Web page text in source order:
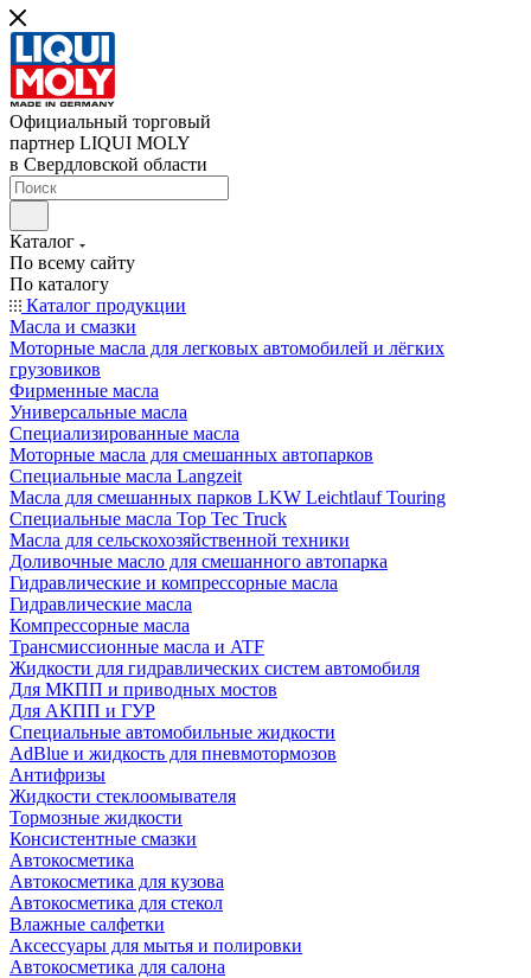
Официальный торговый
партнер LIQUI MOLY
в Свердловской области
Каталог
По всему сайту
По каталогу
Каталог продукции
Масла и смазки
Моторные масла для легковых автомобилей и лёгких
грузовиков
Фирменные масла
Универсальные масла
Специализированные масла
Моторные масла для смешанных автопарков
Специальные масла Langzeit
Масла для смешанных парков LKW Leichtlauf Touring
Специальные масла Top Tec Truck
Масла для сельскохозяйственной техники
Доливочные масло для смешанного автопарка
Гидравлические и компрессорные масла
Гидравлические масла
Компрессорные масла
Трансмиссионные масла и ATF
Жидкости для гидравлических систем автомобиля
Для МКПП и приводных мостов
Для АКПП и ГУР
Специальные автомобильные жидкости
AdBlue и жидкость для пневмотормозов
Антифризы
Жидкости стеклоомывателя
Тормозные жидкости
Консистентные смазки
Автокосметика
Автокосметика для кузова
Автокосметика для стекол
Влажные салфетки
Аксессуары для мытья и полировки
Автокосметика для салона